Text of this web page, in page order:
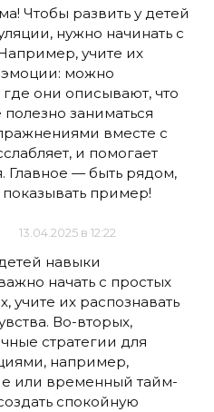
Чтобы развить у детей
нужно начинать с
учите их
эмоции: можно
они описывают, что
заниматься
вместе с
и помогает
Главное — быть рядом,
пример!
13.04.2025 в 12:22
навыки
начать с простых
учите их распознавать
Во-вторых,
стратегии для
например,
или временный тайм-
спокойную